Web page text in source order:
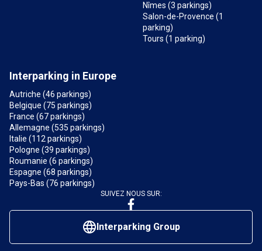
Nîmes (3 parkings)
Salon-de-Provence (1
parking)
Tours (1 parking)
Interparking in Europe
Autriche (46 parkings)
Belgique (75 parkings)
France (67 parkings)
Allemagne (535 parkings)
Italie (112 parkings)
Pologne (39 parkings)
Roumanie (6 parkings)
Espagne (68 parkings)
Pays-Bas (76 parkings)
SUIVEZ NOUS SUR:
Interparking Group